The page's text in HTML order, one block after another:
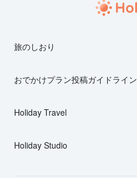
旅のしおり
おでかけプラン投稿ガイドライン
Holiday Travel
Holiday Studio